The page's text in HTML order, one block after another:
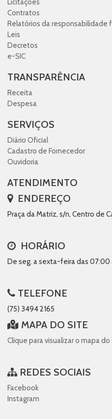
Licitações
Contratos
Relatórios da responsabilidade
Leis
Decretos
e-SIC
TRANSPARÊNCIA
Receita
Despesa
SERVIÇOS
Diário Oficial
Cadastro de Fornecedor
Ouvidoria
ATENDIMENTO
ENDEREÇO
Praça da Matriz, s/n, Centro de
HORÁRIO
De seg. a sexta-feira das 07:00
TELEFONE
(75) 3494 2165
MAPA DO SITE
Clique para visualizar o mapa do
REDES SOCIAIS
Facebook
Instagram